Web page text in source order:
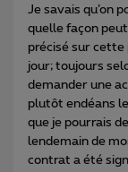
Je savais qu’on
quelle façon
précisé sur cette
jour; toujours
demander une
plutôt endéans
que je pourrais
lendemain de
contrat a été